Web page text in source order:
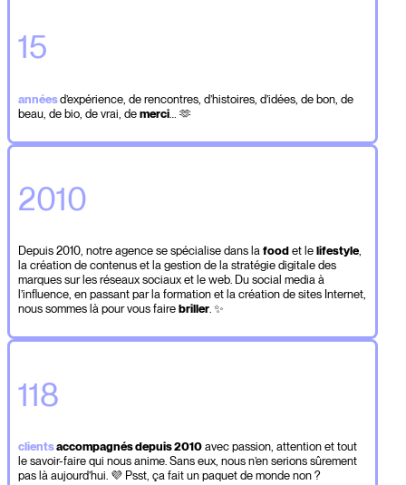
15
annéesd’expérience, de rencontres, d’histoires, d’idées, de bon, de
beau, de bio, de vrai, de merci … 🫶
2010
Depuis 2010, notre agence se spécialise dans la food et le lifestyle,
la création de contenus et la gestion de la stratégie digitale des
marques sur les réseaux sociaux et le web. Du social media à
l’influence, en passant par la formation et la création de sites Internet,
nous sommes là pour vous faire briller. ✨
118
clientsaccompagnés depuis 2010 avec passion, attention et tout
le savoir-faire qui nous anime. Sans eux, nous n’en serions sûrement
pas là aujourd’hui. 💜 Psst, ça fait un paquet de monde non ?